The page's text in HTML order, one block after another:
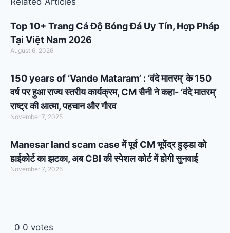
Top 10+ Trang Cá Độ Bóng Đá Uy Tín, Hợp Pháp
Tại Việt Nam 2026
August 6, 2026
150 years of ‘Vande Mataram’ : ‘वंदे मातरम्’ के 150
वर्ष पर हुआ राज्य स्तरीय कार्यक्रम, CM सैनी ने कहा- ‘वंदे मातरम्’
राष्ट्र की आत्मा, पहचान और गौरव
November 7, 2025
Manesar land scam case में पूर्व CM भूपेंद्र हुड्डा को
हाईकोर्ट का झटका, अब CBI की स्पेशल कोर्ट में होगी सुनवाई
November 7, 2025
0 0 votes